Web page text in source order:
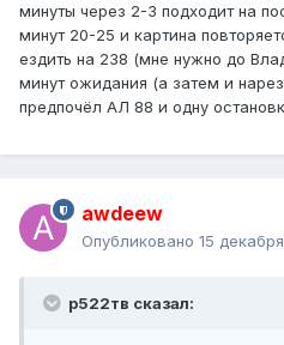
минуты через 2-3 подходит на
минут 20-25 и картина
ездить на 238 (мне нужно до
минут ожидания (а затем и
предпочёл АЛ 88 и одну
awdeew
Опубликовано 15
р522тв сказал: